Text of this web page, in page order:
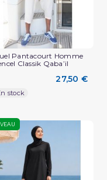
Pantacourt Homme
Classik Qaba’il
27,50 €
stock